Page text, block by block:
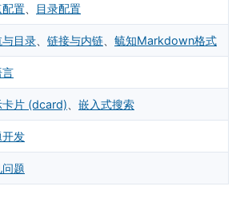
置 目录配置
目录 链接与内链 毓知Markdown格式
言
卡片 (dcard) 嵌入式搜索
开发
题